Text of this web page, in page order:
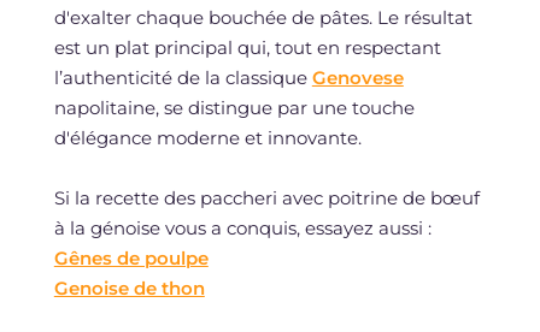
d'exalter chaque bouchée de pâtes. Le résultat
est un plat principal qui, tout en respectant
l’authenticité de la classique Genovese
napolitaine, se distingue par une touche
d'élégance moderne et innovante.
Si la recette des paccheri avec poitrine de bœuf
à la génoise vous a conquis, essayez aussi :
Gênes de poulpe
Genoise de thon